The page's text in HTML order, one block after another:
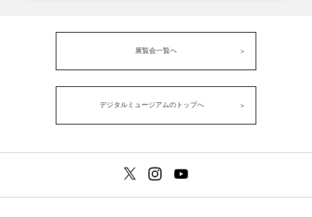
展覧会一覧へ
デジタルミュージアムのトップへ